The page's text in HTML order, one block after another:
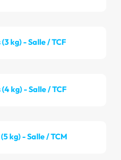
(3 kg) - Salle / TCF
(4 kg) - Salle / TCF
kg) - Salle / TCM